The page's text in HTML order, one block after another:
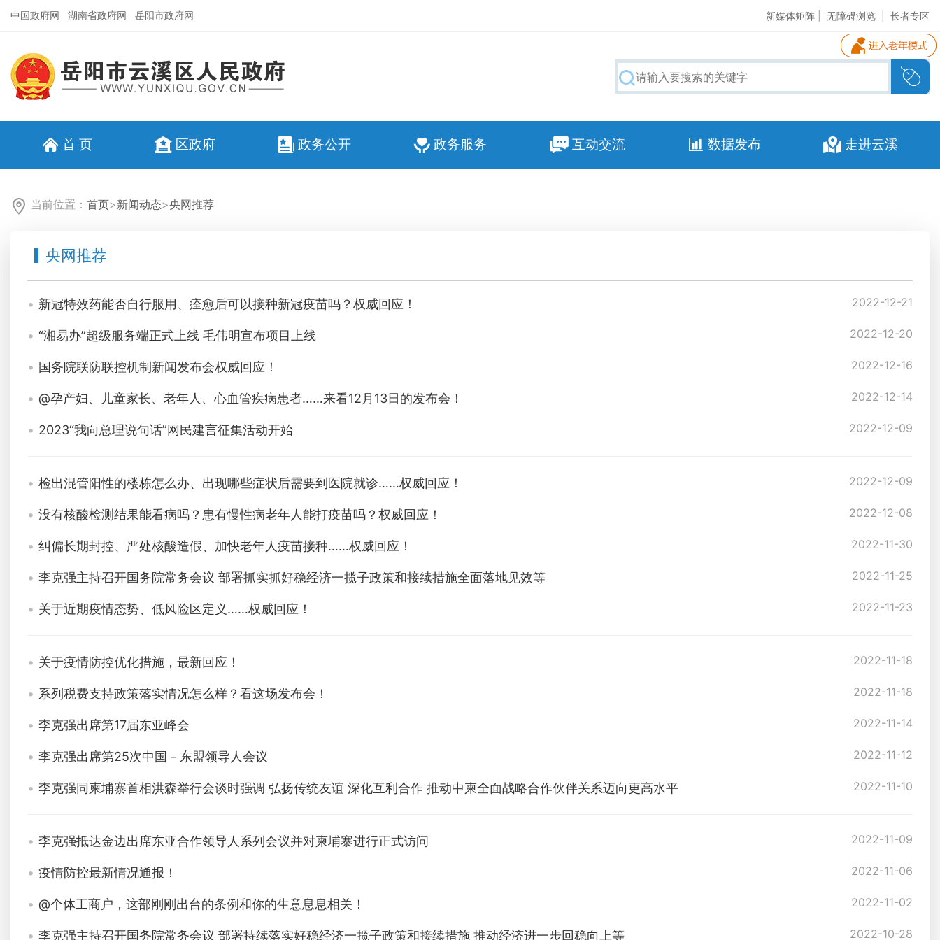
中国政府网 湖南省政府网 岳阳市政府网 新媒体矩阵 无障碍浏览 长者专区
首 页 区政府 政务公开 政务服务 互动交流 数据发布 走进云溪
当前位置： 首页>新闻动态>央网推荐
央网推荐
新冠特效药能否自行服用、痊愈后可以接种新冠疫苗吗？权威回应！ 2022-12-21
“湘易办”超级服务端正式上线 毛伟明宣布项目上线 2022-12-20
国务院联防联控机制新闻发布会权威回应！ 2022-12-16
@孕产妇、儿童家长、老年人、心血管疾病患者……来看12月13日的发布会！ 2022-12-14
2023“我向总理说句话”网民建言征集活动开始 2022-12-09
检出混管阳性的楼栋怎么办、出现哪些症状后需要到医院就诊……权威回应！ 2022-12-09
没有核酸检测结果能看病吗？患有慢性病老年人能打疫苗吗？权威回应！ 2022-12-08
纠偏长期封控、严处核酸造假、加快老年人疫苗接种……权威回应！ 2022-11-30
李克强主持召开国务院常务会议 部署抓实抓好稳经济一揽子政策和接续措施全面落地见效等 2022-11-25
关于近期疫情态势、低风险区定义……权威回应！ 2022-11-23
关于疫情防控优化措施，最新回应！ 2022-11-18
系列税费支持政策落实情况怎么样？看这场发布会！ 2022-11-18
李克强出席第17届东亚峰会 2022-11-14
李克强出席第25次中国－东盟领导人会议 2022-11-12
李克强同柬埔寨首相洪森举行会谈时强调 弘扬传统友谊 深化互利合作 推动中柬全面战略合作伙伴关系迈向更高水平 2022-11-10
李克强抵达金边出席东亚合作领导人系列会议并对柬埔寨进行正式访问 2022-11-09
疫情防控最新情况通报！ 2022-11-06
@个体工商户，这部刚刚出台的条例和你的生意息息相关！ 2022-11-02
李克强主持召开国务院常务会议 部署持续落实好稳经济一揽子政策和接续措施 推动经济进一步回稳向上等 2022-10-28